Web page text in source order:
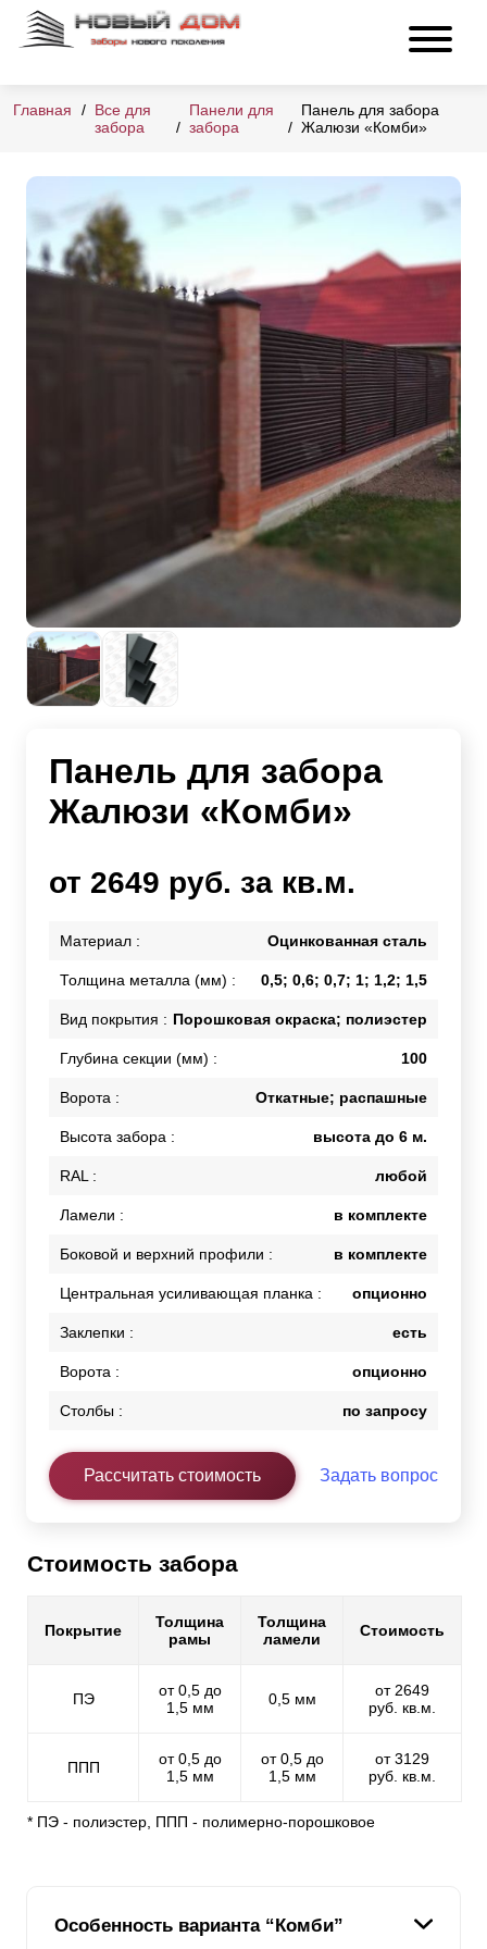
Главная
Все для
забора
Панели для
забора
Панель для забора
Жалюзи «Комби»
Панель для забора
Жалюзи «Комби»
от 2649 руб. за кв.м.
Материал : Оцинкованная сталь
Толщина металла (мм) : 0,5; 0,6; 0,7; 1; 1,2; 1,5
Вид покрытия : Порошковая окраска; полиэстер
Глубина секции (мм) : 100
Ворота : Откатные; распашные
Высота забора : высота до 6 м.
RAL : любой
Ламели : в комплекте
Боковой и верхний профили : в комплекте
Центральная усиливающая планка : опционно
Заклепки : есть
Ворота : опционно
Столбы : по запросу
Рассчитать стоимость Задать вопрос
Стоимость забора
Покрытие
Толщина
рамы
Толщина
ламели
Стоимость
ПЭ
от 0,5 до
1,5 мм
0,5 мм
от 2649
руб. кв.м.
ППП
от 0,5 до
1,5 мм
от 0,5 до
1,5 мм
от 3129
руб. кв.м.
* ПЭ - полиэстер, ППП - полимерно-порошковое
Особенность варианта “Комби”